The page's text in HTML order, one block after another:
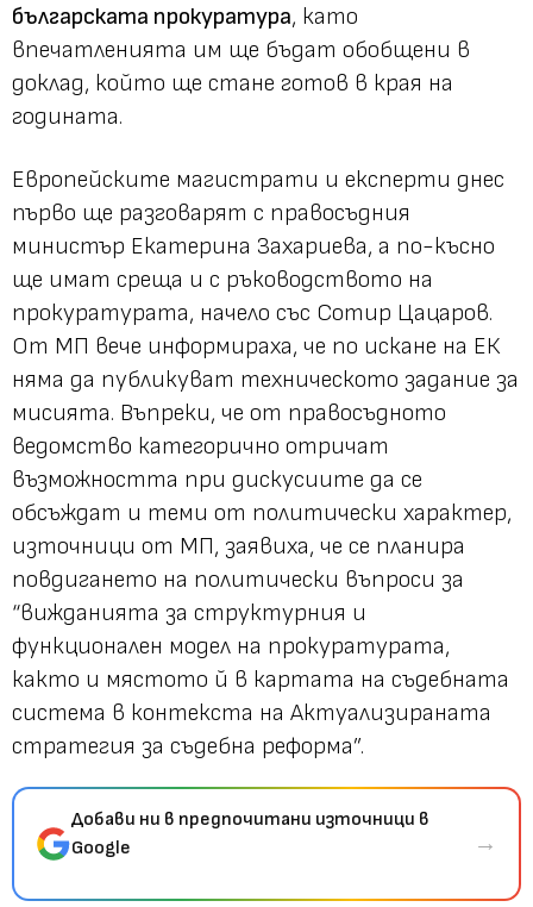
българската прокуратура, като
впечатленията им ще бъдат обобщени в
доклад, който ще стане готов в края на
годината.
Европейските магистрати и експерти днес
първо ще разговарят с правосъдния
министър Екатерина Захариева, а по-късно
ще имат среща и с ръководството на
прокуратурата, начело със Сотир Цацаров.
От МП вече информираха, че по искане на ЕК
няма да публикуват техническото задание за
мисията. Въпреки, че от правосъдното
ведомство категорично отричат
възможността при дискусиите да се
обсъждат и теми от политически характер,
източници от МП, заявиха, че се планира
повдигането на политически въпроси за
“вижданията за структурния и
функционален модел на прокуратурата,
както и мястото й в картата на съдебната
система в контекста на Актуализираната
стратегия за съдебна реформа”.
Добави ни в предпочитани източници в
Google
→